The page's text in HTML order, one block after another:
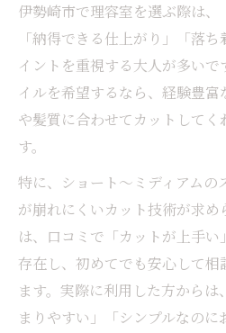
伊勢崎市で理容室を選ぶ際は、
「納得できる仕上がり」「落
イントを重視する大人が多いで
イルを希望するなら、経験豊
や髪質に合わせてカットして
す。
特に、ショート〜ミディアムの
が崩れにくいカット技術が求
は、口コミで「カットが上手
存在し、初めてでも安心して
ます。実際に利用した方からは
まりやすい」「シンプルなの